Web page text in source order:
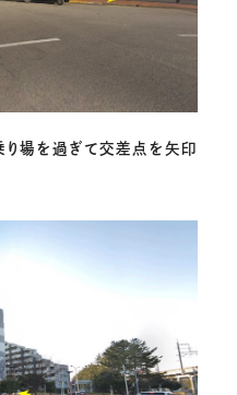
り場を過ぎて交差点を矢印